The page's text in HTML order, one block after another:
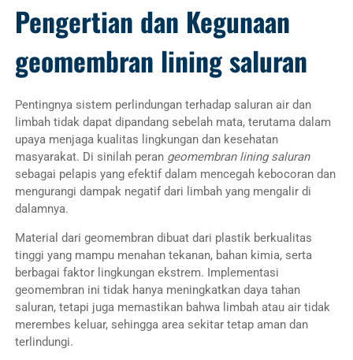
Pengertian dan Kegunaan
geomembran lining saluran
Pentingnya sistem perlindungan terhadap saluran air dan
limbah tidak dapat dipandang sebelah mata, terutama dalam
upaya menjaga kualitas lingkungan dan kesehatan
masyarakat. Di sinilah peran geomembran lining saluran
sebagai pelapis yang efektif dalam mencegah kebocoran dan
mengurangi dampak negatif dari limbah yang mengalir di
dalamnya.
Material dari geomembran dibuat dari plastik berkualitas
tinggi yang mampu menahan tekanan, bahan kimia, serta
berbagai faktor lingkungan ekstrem. Implementasi
geomembran ini tidak hanya meningkatkan daya tahan
saluran, tetapi juga memastikan bahwa limbah atau air tidak
merembes keluar, sehingga area sekitar tetap aman dan
terlindungi.